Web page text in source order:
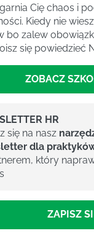
Cię chaos i
Kiedy nie
bo zalew
się powiedzieć
ZOBACZ
HR
się na nasz
dla
który
ZAPISZ